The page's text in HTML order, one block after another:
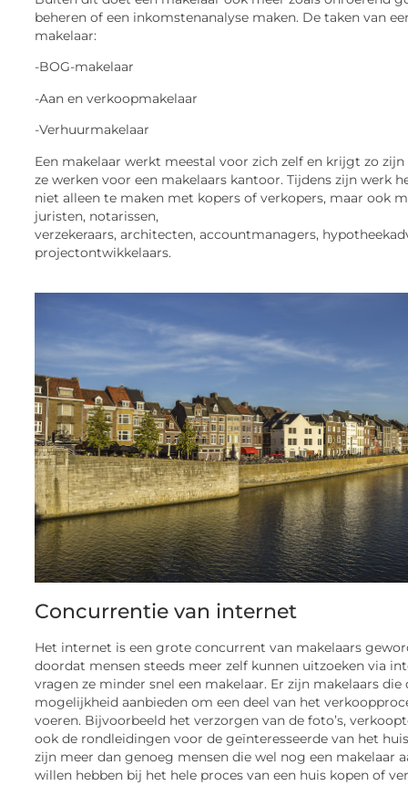
beheren of een inkomstenanalyse maken. De taken van
makelaar:
-BOG-makelaar
-Aan en verkoopmakelaar
-Verhuurmakelaar
Een makelaar werkt meestal voor zich zelf en krijgt zo zijn
ze werken voor een makelaars kantoor. Tijdens zijn werk
niet alleen te maken met kopers of verkopers, maar ook
juristen, notarissen,
verzekeraars, architecten, accountmanagers,
projectontwikkelaars.
Concurrentie van internet
Het internet is een grote concurrent van makelaars
doordat mensen steeds meer zelf kunnen uitzoeken via
vragen ze minder snel een makelaar. Er zijn makelaars die
mogelijkheid aanbieden om een deel van het
voeren. Bijvoorbeeld het verzorgen van de foto’s,
ook de rondleidingen voor de geïnteresseerde van het
zijn meer dan genoeg mensen die wel nog een makelaar
willen hebben bij het hele proces van een huis kopen of